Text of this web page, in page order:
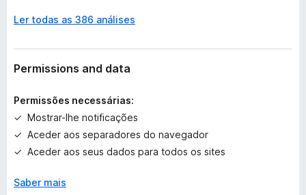
m
v
a
i
ç
õ
e
a
Ler todas as 386 análises
Permissions and data
Permissões necessárias:
Mostrar-lhe notificações
Aceder aos separadores do navegador
Aceder aos seus dados para todos os sites
Saber mais